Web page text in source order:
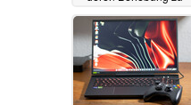
Leistungseinbußen
führt
22.03.2024